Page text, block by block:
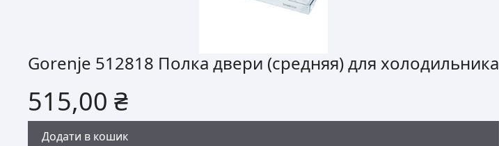
Gorenje 512818 Полка двери (средняя) для холодильника
515,00 ₴
Додати в кошик